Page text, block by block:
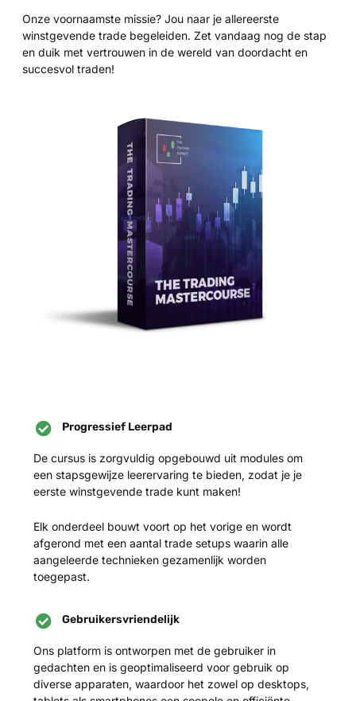
5
Onze voornaamste missie? Jou naar je allereerste
winstgevende trade begeleiden. Zet vandaag nog de stap
en duik met vertrouwen in de wereld van doordacht en
succesvol traden!
Progressief Leerpad
De cursus is zorgvuldig opgebouwd uit modules om
een stapsgewijze leerervaring te bieden, zodat je je
eerste winstgevende trade kunt maken!
Elk onderdeel bouwt voort op het vorige en wordt
afgerond met een aantal trade setups waarin alle
aangeleerde technieken gezamenlijk worden
toegepast.
Gebruikersvriendelijk
Ons platform is ontworpen met de gebruiker in
gedachten en is geoptimaliseerd voor gebruik op
diverse apparaten, waardoor het zowel op desktops,